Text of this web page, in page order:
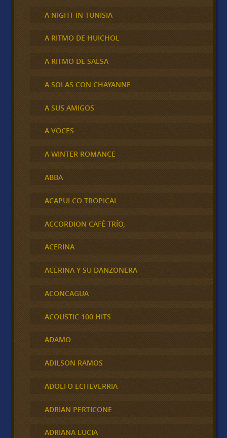
A NIGHT IN TUNISIA
A RITMO DE HUICHOL
A RITMO DE SALSA
A SOLAS CON CHAYANNE
A SUS AMIGOS
A VOCES
A WINTER ROMANCE
ABBA
ACAPULCO TROPICAL
ACCORDION CAFÉ TRÍO,
ACERINA
ACERINA Y SU DANZONERA
ACONCAGUA
ACOUSTIC 100 HITS
ADAMO
ADILSON RAMOS
ADOLFO ECHEVERRIA
ADRIAN PERTICONE
ADRIANA LUCIA